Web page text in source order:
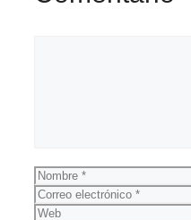
Nombre
Correo
electrónico
Web